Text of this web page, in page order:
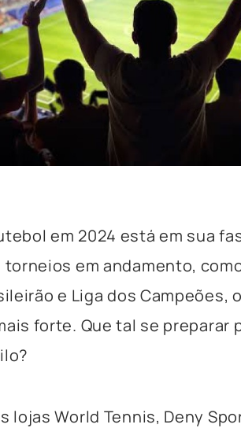
em 2024 está em sua
em andamento,
e Liga dos Campeões,
forte. Que tal se preparar
lojas World Tennis, Deny